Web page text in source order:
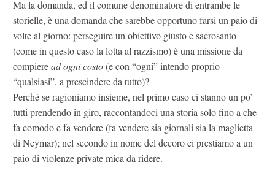
Ma la domanda, ed il comune denominatore di entrambe le
storielle, è una domanda che sarebbe opportuno farsi un paio di
volte al giorno: perseguire un obiettivo giusto e sacrosanto
(come in questo caso la lotta al razzismo) è una missione da
compieread ogni costo(e con “ogni” intendo proprio
“qualsiasi”, a prescindere da tutto)?
Perché se ragioniamo insieme, nel primo caso ci stanno un po’
tutti prendendo in giro, raccontandoci una storia solo fino a che
fa comodo e fa vendere (fa vendere sia giornali sia la maglietta
di Neymar); nel secondo in nome del decoro ci prestiamo a un
paio di violenze private mica da ridere.